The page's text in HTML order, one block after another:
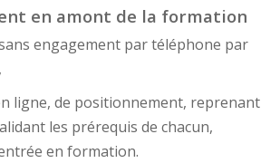
en amont de la formation
engagement par téléphone par
ligne, de positionnement, reprenant
les prérequis de chacun,
en formation.